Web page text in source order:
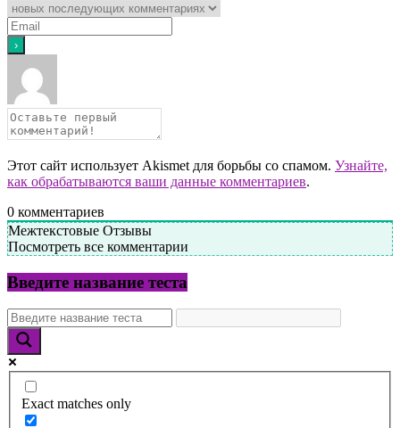
Этот сайт использует Akismet для борьбы со спамом. Узнайте,
как обрабатываются ваши данные комментариев.
0 комментариев
Межтекстовые Отзывы
Посмотреть все комментарии
Введите название теста
Exact matches only